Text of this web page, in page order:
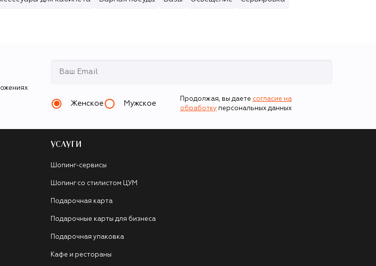
Женское Мужское
Продолжая, вы даете согласие на
обработку персональных данных
УСЛУГИ
Шопинг-сервисы
Шопинг со стилистом ЦУМ
Подарочная карта
Подарочные карты для бизнеса
Подарочная упаковка
Кафе и рестораны